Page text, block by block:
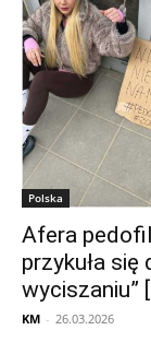
Polska
Afera
przykuła
wyciszaniu”
KM - 26.03.2026